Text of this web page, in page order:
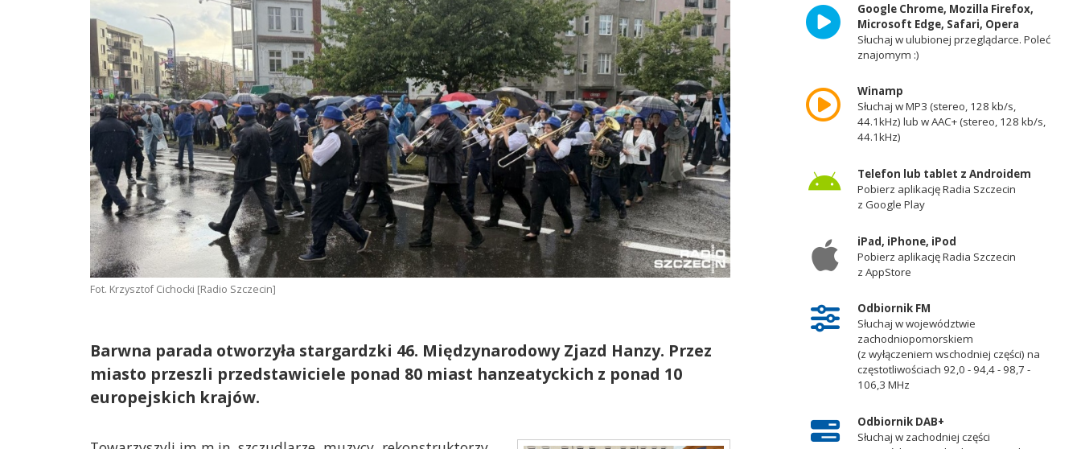
Fot. Krzysztof Cichocki [Radio Szczecin]
Barwna parada otworzyła stargardzki 46. Międzynarodowy Zjazd Hanzy. Przez
miasto przeszli przedstawiciele ponad 80 miast hanzeatyckich z ponad 10
europejskich krajów.
Google Chrome, Mozilla Firefox,
Microsoft Edge, Safari, Opera
Słuchaj w ulubionej przeglądarce. Poleć
znajomym :)
Winamp
Słuchaj w MP3 (stereo, 128 kb/s,
44.1kHz) lub w AAC+ (stereo, 128 kb/s,
44.1kHz)
Telefon lub tablet z Androidem
Pobierz aplikację Radia Szczecin
z Google Play
iPad, iPhone, iPod
Pobierz aplikację Radia Szczecin
z AppStore
Odbiornik FM
Słuchaj w województwie
zachodniopomorskiem
(z wyłączeniem wschodniej części) na
częstotliwościach 92,0 - 94,4 - 98,7 -
106,3 MHz
Odbiornik DAB+
Słuchaj w zachodniej części